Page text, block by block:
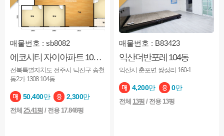
매물번호 : sb8082
에코시티 자이아파트 104동
전북특별자치도 전주시 덕진구 송천
동2가 1308 104동
50,400만 2,300만
전체 25.41평 / 전용 17.848평
매물번호 : B83423
익산더반포레 104동
익산시 춘포면 쌍정리 160-1
4,200만 0만
전체 13평 / 전용 13평